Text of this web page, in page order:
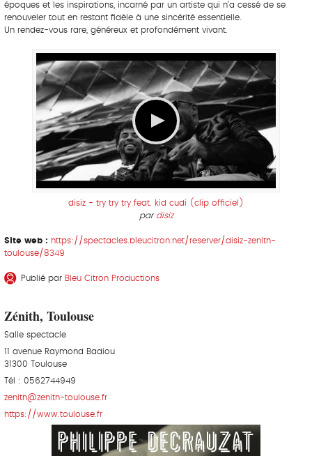
époques et les inspirations, incarné par un artiste qui n’a cessé de se
renouveler tout en restant fidèle à une sincérité essentielle.
Un rendez-vous rare, généreux et profondément vivant.
disiz - try try try feat. kid cudi (clip officiel)
par disiz
Site web : https://spectacles.bleucitron.net/reserver/disiz-zenith-
toulouse/8349
Publié par Bleu Citron Productions
Zénith, Toulouse
Salle spectacle
11 avenue Raymond Badiou
31300 Toulouse
Tél : 0562744949
zenith@zenith-toulouse.fr
https://www.toulouse.fr